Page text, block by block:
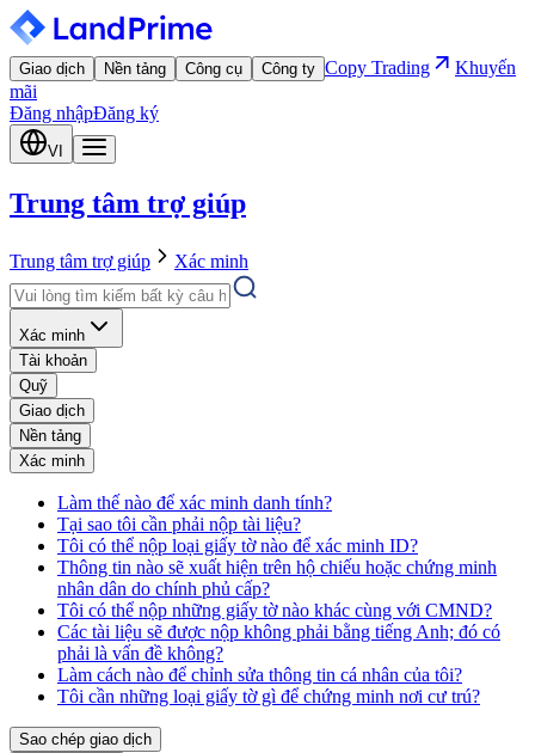
Giao dịch Nền tảng Công cụ Công ty Copy Trading
Khuyến
mãi
Đăng nhậpĐăng ký
VI
Trung tâm trợ giúp
Trung tâm trợ giúp Xác minh
Xác minh
Tài khoản
Quỹ
Giao dịch
Nền tảng
Xác minh
Làm thế nào để xác minh danh tính?
Tại sao tôi cần phải nộp tài liệu?
Tôi có thể nộp loại giấy tờ nào để xác minh ID?
Thông tin nào sẽ xuất hiện trên hộ chiếu hoặc chứng minh
nhân dân do chính phủ cấp?
Tôi có thể nộp những giấy tờ nào khác cùng với CMND?
Các tài liệu sẽ được nộp không phải bằng tiếng Anh; đó có
phải là vấn đề không?
Làm cách nào để chỉnh sửa thông tin cá nhân của tôi?
Tôi cần những loại giấy tờ gì để chứng minh nơi cư trú?
Sao chép giao dịch